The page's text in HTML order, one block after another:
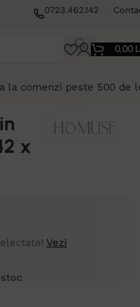
0723.462.142
0,00
la comenzi peste 500 de
x
Vezi